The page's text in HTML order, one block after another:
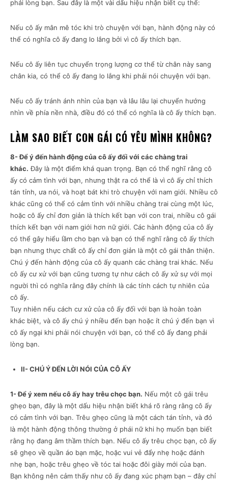
phải lòng bạn. Sau đây là một vài dấu hiệu nhận biết cụ thể:
Nếu cô ấy mân mê tóc khi trò chuyện với bạn, hành động này có
thể có nghĩa cô ấy đang lo lắng bởi vì cô ấy thích bạn.
Nếu cô ấy liên tục chuyển trọng lượng cơ thể từ chân này sang
chân kia, có thể cô ấy đang lo lắng khi phải nói chuyện với bạn.
Nếu cô ấy tránh ánh nhìn của bạn và lâu lâu lại chuyển hướng
nhìn về phía nền nhà, điều đó có thể có nghĩa là cô ấy thích bạn.
LÀM SAO BIẾT CON GÁI CÓ YÊU MÌNH KHÔNG?
8- Để ý đến hành động của cô ấy đối với các chàng trai
khác. Đây là một điểm khá quan trọng. Bạn có thể nghĩ rằng cô
ấy có cảm tình với bạn, nhưng thật ra có thể là vì cô ấy chỉ thích
tán tỉnh, ưa nói, và hoạt bát khi trò chuyện với nam giới. Nhiều cô
khác cũng có thể có cảm tình với nhiều chàng trai cùng một lúc,
hoặc cô ấy chỉ đơn giản là thích kết bạn với con trai, nhiều cô gái
thích kết bạn với nam giới hơn nữ giới. Các hành động của cô ấy
có thể gây hiểu lầm cho bạn và bạn có thể nghĩ rằng cô ấy thích
bạn nhưng thực chất cô ấy chỉ đơn giản là một cô gái thân thiện.
Chú ý đến hành động của cô ấy quanh các chàng trai khác. Nếu
cô ấy cư xử với bạn cũng tương tự như cách cô ấy xử sự với mọi
người thì có nghĩa rằng đây chính là các tính cách tự nhiên của
cô ấy.
Tuy nhiên nếu cách cư xử của cô ấy đối với bạn là hoàn toàn
khác biệt, và cô ấy chú ý nhiều đến bạn hoặc ít chú ý đến bạn vì
cô ấy ngại khi phải nói chuyện với bạn, có thể cô ấy đang phải
lòng bạn.
II- CHÚ Ý ĐẾN LỜI NÓI CỦA CÔ ẤY
1- Để ý xem nếu cô ấy hay trêu chọc bạn. Nếu một cô gái trêu
ghẹo bạn, đây là một dấu hiệu nhận biết khá rõ ràng rằng cô ấy
có cảm tình với bạn. Trêu ghẹo cũng là một cách tán tỉnh, và đó
là một hành động thông thường ở phái nữ khi họ muốn bạn biết
rằng họ đang âm thầm thích bạn. Nếu cô ấy trêu chọc bạn, cô ấy
sẽ ghẹo về quần áo bạn mặc, hoặc vui vẻ đẩy nhẹ hoặc đánh
nhẹ bạn, hoặc trêu ghẹo về tóc tai hoặc đôi giày mới của bạn.
Bạn không nên cảm thấy như cô ấy đang xúc phạm bạn – đây chỉ